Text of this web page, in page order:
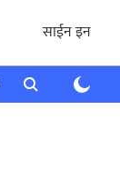
साईन इन
राशी भविष्य